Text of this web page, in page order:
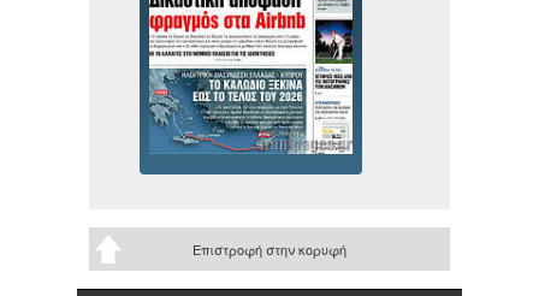
Επιστροφή στην κορυφή